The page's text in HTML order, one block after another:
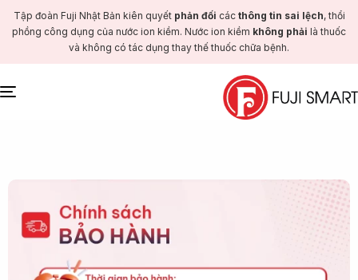
Tập đoàn Fuji Nhật Bản kiên quyết phản đối các thông tin sai lệch, thổi
phồng công dụng của nước ion kiềm. Nước ion kiềm không phải là thuốc
và không có tác dụng thay thế thuốc chữa bệnh.
Toggle